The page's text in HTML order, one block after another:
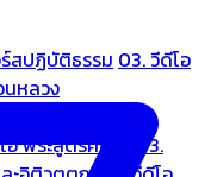
สปฏิบัติธรรม 03. วีดีโอ
นหลวง
พระสูตรศึกษา
03.